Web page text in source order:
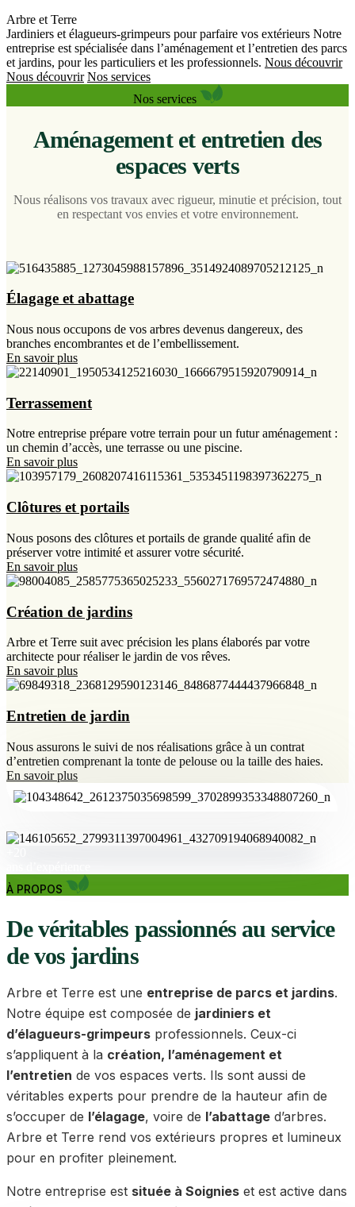
Arbre et Terre
Jardiniers et élagueurs-grimpeurs pour parfaire vos extérieurs Notre
entreprise est spécialisée dans l’aménagement et l’entretien des parcs
et jardins, pour les particuliers et les professionnels. Nous découvrir
Nous découvrir Nos services
Nos services
Aménagement et entretien des
espaces verts
Nous réalisons vos travaux avec rigueur, minutie et précision, tout
en respectant vos envies et votre environnement.
Élagage et abattage
Nous nous occupons de vos arbres devenus dangereux, des
branches encombrantes et de l’embellissement.
En savoir plus
Terrassement
Notre entreprise prépare votre terrain pour un futur aménagement :
un chemin d’accès, une terrasse ou une piscine.
En savoir plus
Clôtures et portails
Nous posons des clôtures et portails de grande qualité afin de
préserver votre intimité et assurer votre sécurité.
En savoir plus
Création de jardins
Arbre et Terre suit avec précision les plans élaborés par votre
architecte pour réaliser le jardin de vos rêves.
En savoir plus
Entretien de jardin
Nous assurons le suivi de nos réalisations grâce à un contrat
d’entretien comprenant la tonte de pelouse ou la taille des haies.
En savoir plus
À PROPOS
De véritables passionnés au service
de vos jardins
Arbre et Terre est une entreprise de parcs et jardins.
Notre équipe est composée de jardiniers et
d’élagueurs-grimpeurs professionnels. Ceux-ci
s’appliquent à la création, l’aménagement et
l’entretien de vos espaces verts. Ils sont aussi de
véritables experts pour prendre de la hauteur afin de
s’occuper de l’élagage, voire de l’abattage d’arbres.
Arbre et Terre rend vos extérieurs propres et lumineux
pour en profiter pleinement.
Notre entreprise est située à Soignies et est active dans